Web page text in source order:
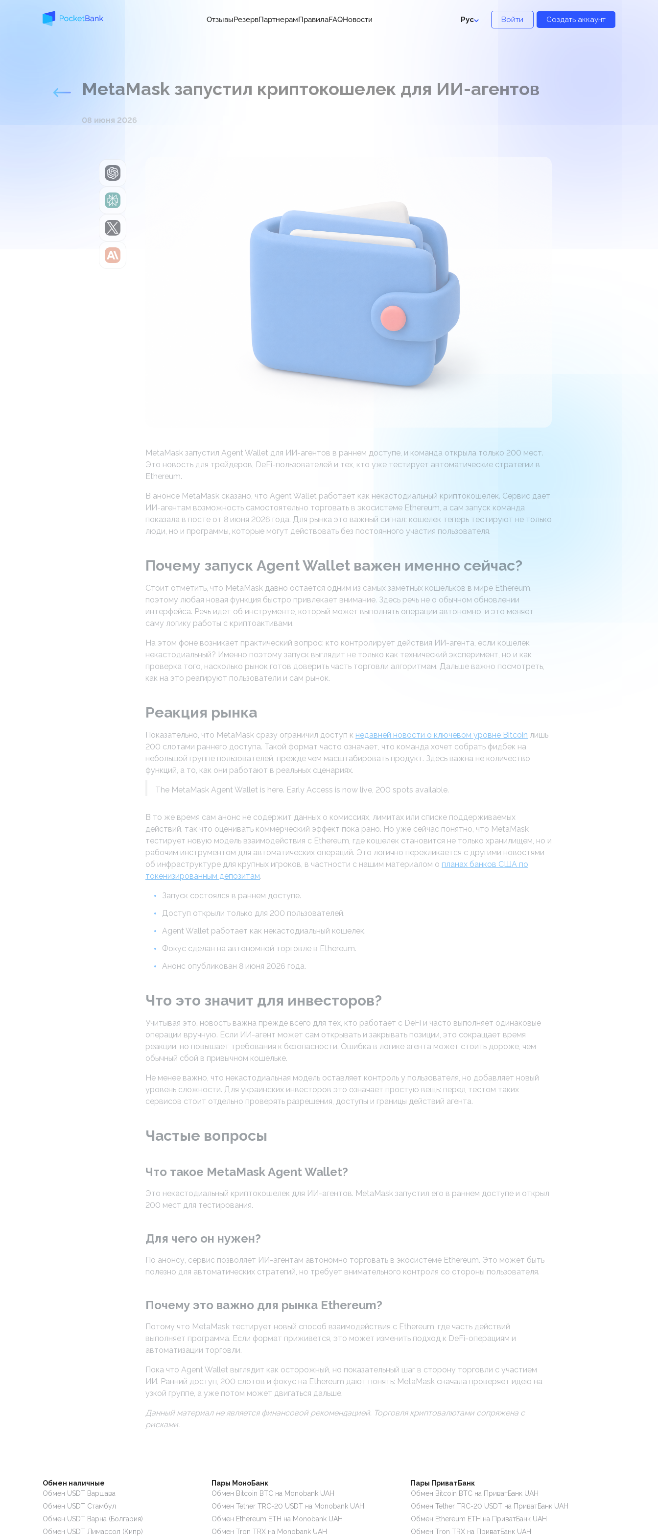
ОтзывыРезервПартнерамПравилаFAQНовости Рус Войти Создать аккаунт
MetaMask запустил криптокошелек для ИИ-агентов
08 июня 2026
ChatGPT
Perplexity
Grok
Claude
MetaMask запустил Agent Wallet для ИИ-агентов в раннем доступе, и команда открыла только 200 мест.
Это новость для трейдеров, DeFi-пользователей и тех, кто уже тестирует автоматические стратегии в
Ethereum.
В анонсе MetaMask сказано, что Agent Wallet работает как некастодиальный криптокошелек. Сервис дает
ИИ-агентам возможность самостоятельно торговать в экосистеме Ethereum, а сам запуск команда
показала в посте от 8 июня 2026 года. Для рынка это важный сигнал: кошелек теперь тестируют не только
люди, но и программы, которые могут действовать без постоянного участия пользователя.
Почему запуск Agent Wallet важен именно сейчас?
Стоит отметить, что MetaMask давно остается одним из самых заметных кошельков в мире Ethereum,
поэтому любая новая функция быстро привлекает внимание. Здесь речь не о обычном обновлении
интерфейса. Речь идет об инструменте, который может выполнять операции автономно, и это меняет
саму логику работы с криптоактивами.
На этом фоне возникает практический вопрос: кто контролирует действия ИИ-агента, если кошелек
некастодиальный? Именно поэтому запуск выглядит не только как технический эксперимент, но и как
проверка того, насколько рынок готов доверить часть торговли алгоритмам. Дальше важно посмотреть,
как на это реагируют пользователи и сам рынок.
Реакция рынка
Показательно, что MetaMask сразу ограничил доступ к недавней новости о ключевом уровне Bitcoin лишь
200 слотами раннего доступа. Такой формат часто означает, что команда хочет собрать фидбек на
небольшой группе пользователей, прежде чем масштабировать продукт. Здесь важна не количество
функций, а то, как они работают в реальных сценариях.
The MetaMask Agent Wallet is here. Early Access is now live, 200 spots available.
В то же время сам анонс не содержит данных о комиссиях, лимитах или списке поддерживаемых
действий, так что оценивать коммерческий эффект пока рано. Но уже сейчас понятно, что MetaMask
тестирует новую модель взаимодействия с Ethereum, где кошелек становится не только хранилищем, но и
рабочим инструментом для автоматических операций. Это логично перекликается с другими новостями
об инфраструктуре для крупных игроков, в частности с нашим материалом о планах банков США по
токенизированным депозитам.
Запуск состоялся в раннем доступе.
Доступ открыли только для 200 пользователей.
Agent Wallet работает как некастодиальный кошелек.
Фокус сделан на автономной торговле в Ethereum.
Анонс опубликован 8 июня 2026 года.
Что это значит для инвесторов?
Учитывая это, новость важна прежде всего для тех, кто работает с DeFi и часто выполняет одинаковые
операции вручную. Если ИИ-агент может сам открывать и закрывать позиции, это сокращает время
реакции, но повышает требования к безопасности. Ошибка в логике агента может стоить дороже, чем
обычный сбой в привычном кошельке.
Не менее важно, что некастодиальная модель оставляет контроль у пользователя, но добавляет новый
уровень сложности. Для украинских инвесторов это означает простую вещь: перед тестом таких
сервисов стоит отдельно проверять разрешения, доступы и границы действий агента.
Частые вопросы
Что такое MetaMask Agent Wallet?
Это некастодиальный криптокошелек для ИИ-агентов. MetaMask запустил его в раннем доступе и открыл
200 мест для тестирования.
Для чего он нужен?
По анонсу, сервис позволяет ИИ-агентам автономно торговать в экосистеме Ethereum. Это может быть
полезно для автоматических стратегий, но требует внимательного контроля со стороны пользователя.
Почему это важно для рынка Ethereum?
Потому что MetaMask тестирует новый способ взаимодействия с Ethereum, где часть действий
выполняет программа. Если формат приживется, это может изменить подход к DeFi-операциям и
автоматизации торговли.
Пока что Agent Wallet выглядит как осторожный, но показательный шаг в сторону торговли с участием
ИИ. Ранний доступ, 200 слотов и фокус на Ethereum дают понять: MetaMask сначала проверяет идею на
узкой группе, а уже потом может двигаться дальше.
Данный материал не является финансовой рекомендацией. Торговля криптовалютами сопряжена с
рисками.
Обмен наличные
Обмен USDT Варшава
Обмен USDT Стамбул
Обмен USDT Варна (Болгария)
Обмен USDT Лимассол (Кипр)
Пары МоноБанк
Обмен Bitcoin BTC на Monobank UAH
Обмен Tether TRC-20 USDT на Monobank UAH
Обмен Ethereum ETH на Monobank UAH
Обмен Tron TRX на Monobank UAH
Пары ПриватБанк
Обмен Bitcoin BTC на ПриватБанк UAH
Обмен Tether TRC-20 USDT на ПриватБанк UAH
Обмен Ethereum ETH на ПриватБанк UAH
Обмен Tron TRX на ПриватБанк UAH